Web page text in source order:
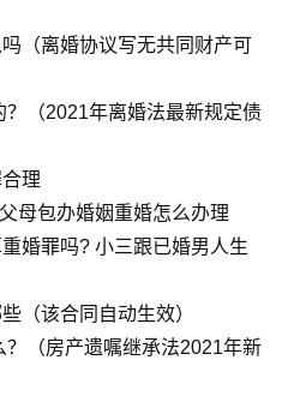
（离婚协议写无共同财产可
（2021年离婚法最新规定债
理
母包办婚姻重婚怎么办理
婚罪吗? 小三跟已婚男人生
（该合同自动生效）
（房产遗嘱继承法2021年新